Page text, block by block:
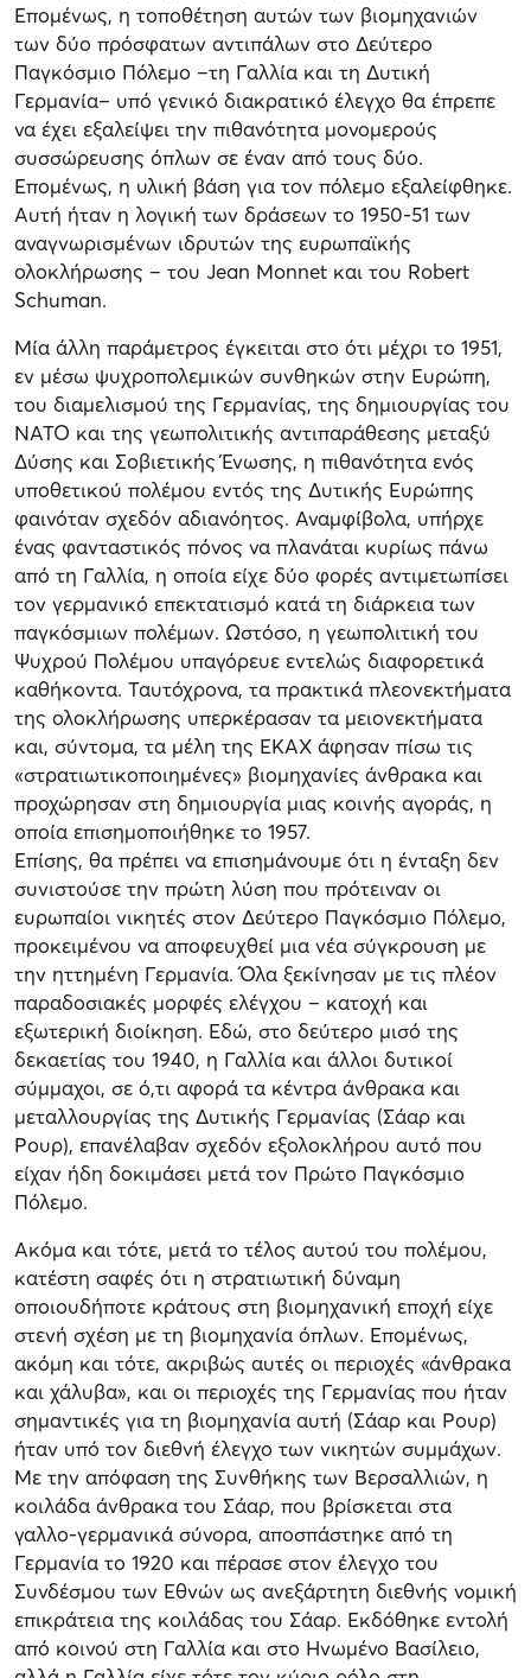
Επομένως, η τοποθέτηση αυτών των βιομηχανιών
των δύο πρόσφατων αντιπάλων στο Δεύτερο
Παγκόσμιο Πόλεμο –τη Γαλλία και τη Δυτική
Γερμανία– υπό γενικό διακρατικό έλεγχο θα έπρεπε
να έχει εξαλείψει την πιθανότητα μονομερούς
συσσώρευσης όπλων σε έναν από τους δύο.
Επομένως, η υλική βάση για τον πόλεμο εξαλείφθηκε.
Αυτή ήταν η λογική των δράσεων το 1950-51 των
αναγνωρισμένων ιδρυτών της ευρωπαϊκής
ολοκλήρωσης – του Jean Monnet και του Robert
Schuman.
Μία άλλη παράμετρος έγκειται στο ότι μέχρι το 1951,
εν μέσω ψυχροπολεμικών συνθηκών στην Ευρώπη,
του διαμελισμού της Γερμανίας, της δημιουργίας του
ΝΑΤΟ και της γεωπολιτικής αντιπαράθεσης μεταξύ
Δύσης και Σοβιετικής Ένωσης, η πιθανότητα ενός
υποθετικού πολέμου εντός της Δυτικής Ευρώπης
φαινόταν σχεδόν αδιανόητος. Αναμφίβολα, υπήρχε
ένας φανταστικός πόνος να πλανάται κυρίως πάνω
από τη Γαλλία, η οποία είχε δύο φορές αντιμετωπίσει
τον γερμανικό επεκτατισμό κατά τη διάρκεια των
παγκόσμιων πολέμων. Ωστόσο, η γεωπολιτική του
Ψυχρού Πολέμου υπαγόρευε εντελώς διαφορετικά
καθήκοντα. Ταυτόχρονα, τα πρακτικά πλεονεκτήματα
της ολοκλήρωσης υπερκέρασαν τα μειονεκτήματα
και, σύντομα, τα μέλη της ΕΚΑΧ άφησαν πίσω τις
«στρατιωτικοποιημένες» βιομηχανίες άνθρακα και
προχώρησαν στη δημιουργία μιας κοινής αγοράς, η
οποία επισημοποιήθηκε το 1957.
Επίσης, θα πρέπει να επισημάνουμε ότι η ένταξη δεν
συνιστούσε την πρώτη λύση που πρότειναν οι
ευρωπαίοι νικητές στον Δεύτερο Παγκόσμιο Πόλεμο,
προκειμένου να αποφευχθεί μια νέα σύγκρουση με
την ηττημένη Γερμανία. Όλα ξεκίνησαν με τις πλέον
παραδοσιακές μορφές ελέγχου – κατοχή και
εξωτερική διοίκηση. Εδώ, στο δεύτερο μισό της
δεκαετίας του 1940, η Γαλλία και άλλοι δυτικοί
σύμμαχοι, σε ό,τι αφορά τα κέντρα άνθρακα και
μεταλλουργίας της Δυτικής Γερμανίας (Σάαρ και
Ρουρ), επανέλαβαν σχεδόν εξολοκλήρου αυτό που
είχαν ήδη δοκιμάσει μετά τον Πρώτο Παγκόσμιο
Πόλεμο.
Ακόμα και τότε, μετά το τέλος αυτού του πολέμου,
κατέστη σαφές ότι η στρατιωτική δύναμη
οποιουδήποτε κράτους στη βιομηχανική εποχή είχε
στενή σχέση με τη βιομηχανία όπλων. Επομένως,
ακόμη και τότε, ακριβώς αυτές οι περιοχές «άνθρακα
και χάλυβα», και οι περιοχές της Γερμανίας που ήταν
σημαντικές για τη βιομηχανία αυτή (Σάαρ και Ρουρ)
ήταν υπό τον διεθνή έλεγχο των νικητών συμμάχων.
Με την απόφαση της Συνθήκης των Βερσαλλιών, η
κοιλάδα άνθρακα του Σάαρ, που βρίσκεται στα
γαλλο-γερμανικά σύνορα, αποσπάστηκε από τη
Γερμανία το 1920 και πέρασε στον έλεγχο του
Συνδέσμου των Εθνών ως ανεξάρτητη διεθνής νομική
επικράτεια της κοιλάδας του Σάαρ. Εκδόθηκε εντολή
από κοινού στη Γαλλία και στο Ηνωμένο Βασίλειο,